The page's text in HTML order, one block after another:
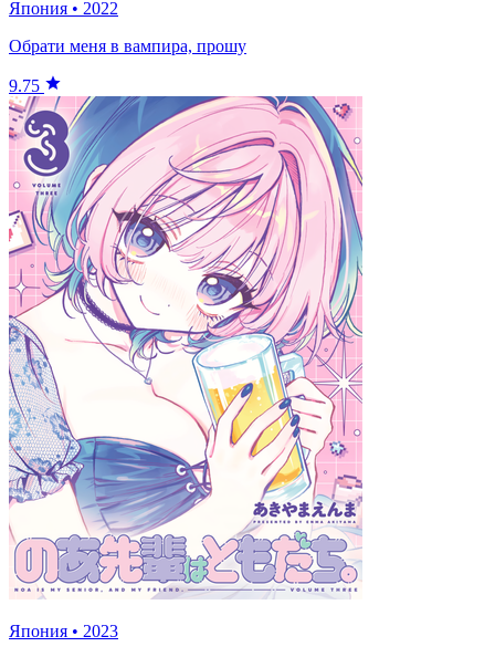
Япония • 2022
Обрати меня в вампира, прошу
9.75
Япония • 2023